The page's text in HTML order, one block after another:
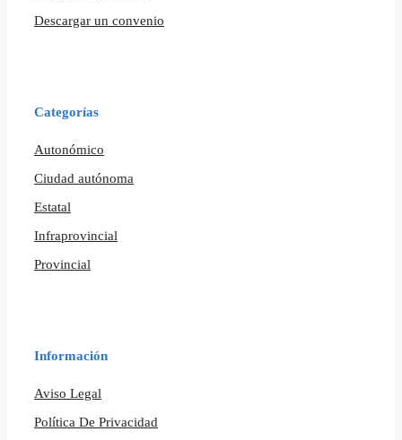
Descargar un convenio
Categorías
Autonómico
Ciudad autónoma
Estatal
Infraprovincial
Provincial
Información
Aviso Legal
Política De Privacidad